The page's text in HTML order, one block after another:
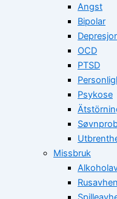
Angst
Bipolar
OCD
PTSD
Psykose
Missbruk